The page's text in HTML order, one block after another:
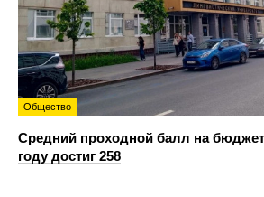
Общество
Средний проходной балл на
году достиг 258